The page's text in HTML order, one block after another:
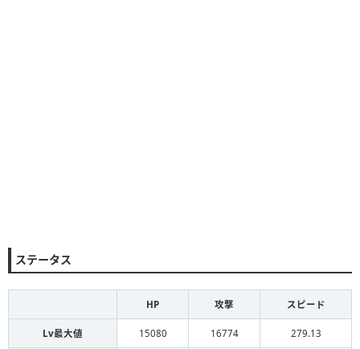
ステータス
HP 攻撃 スピード
Lv最大値 15080 16774 279.13